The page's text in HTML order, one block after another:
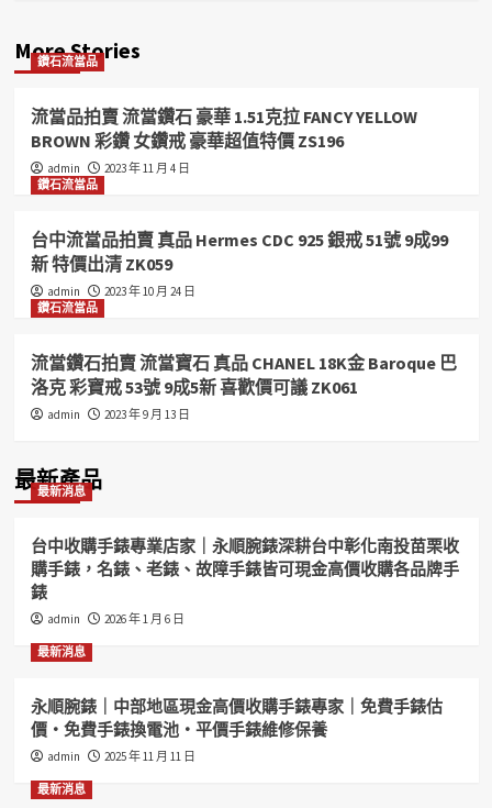
More Stories
鑽石流當品
流當品拍賣 流當鑽石 豪華 1.51克拉 FANCY YELLOW
BROWN 彩鑽 女鑽戒 豪華超值特價 ZS196
admin
2023 年 11 月 4 日
鑽石流當品
台中流當品拍賣 真品 Hermes CDC 925 銀戒 51號 9成99
新 特價出清 ZK059
admin
2023 年 10 月 24 日
鑽石流當品
流當鑽石拍賣 流當寶石 真品 CHANEL 18K金 Baroque 巴
洛克 彩寶戒 53號 9成5新 喜歡價可議 ZK061
admin 2023 年 9 月 13 日
最新產品
最新消息
台中收購手錶專業店家｜永順腕錶深耕台中彰化南投苗栗收
購手錶，名錶、老錶、故障手錶皆可現金高價收購各品牌手
錶
admin 2026 年 1 月 6 日
最新消息
永順腕錶｜中部地區現金高價收購手錶專家｜免費手錶估
價・免費手錶換電池・平價手錶維修保養
admin 2025 年 11 月 11 日
最新消息